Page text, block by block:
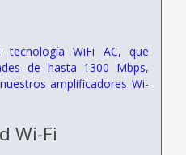
tecnología WiFi AC, que
de hasta 1300 Mbps,
amplificadores Wi-
Wi-Fi